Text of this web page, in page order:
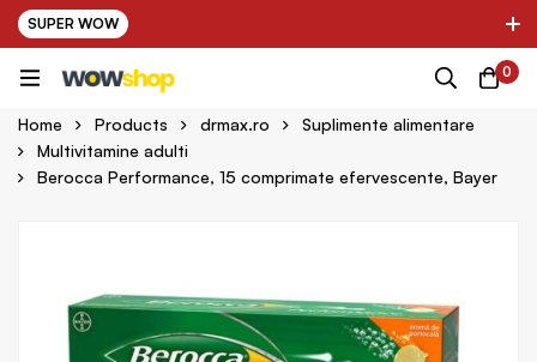
SUPER WOW
✌ Nou! Ultimii parteneri adaugati in platforma:
Farma ✌
0
Home Products drmax.ro
Suplimente alimentare
Multivitamine adulti
Berocca Performance, 15 comprimate efervescente, Bayer